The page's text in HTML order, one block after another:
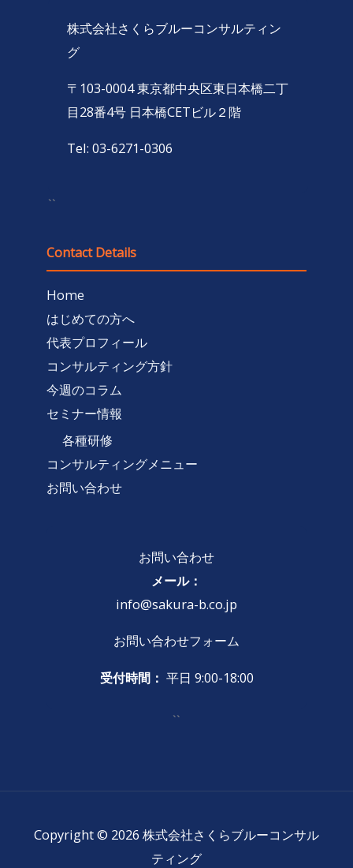
株式会社さくらブルーコンサルティン
グ
〒103-0004 東京都中央区東日本橋二丁
目28番4号 日本橋CETビル２階
Tel: 03-6271-0306
``
Contact Details
Home
はじめての方へ
代表プロフィール
コンサルティング方針
今週のコラム
セミナー情報
各種研修
コンサルティングメニュー
お問い合わせ
お問い合わせ
メール：
info@sakura-b.co.jp
お問い合わせフォーム
受付時間： 平日 9:00-18:00
``
Copyright © 2026 株式会社さくらブルーコンサル
ティング